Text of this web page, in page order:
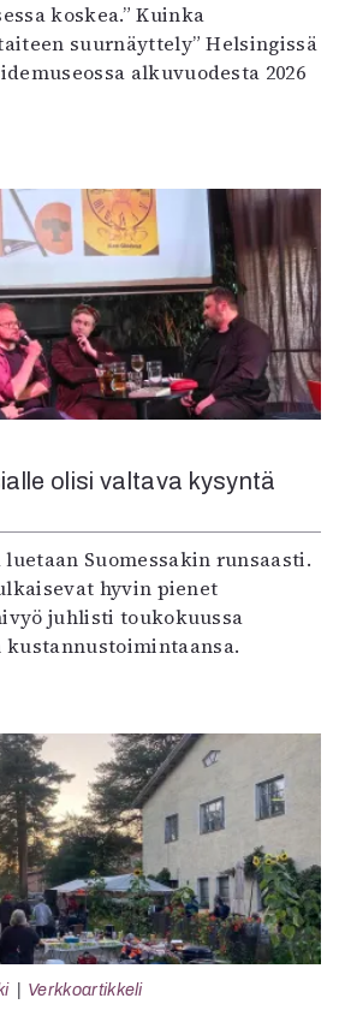
koskea.” Kuinka
suurnäyttely” Helsingissä
alkuvuodesta 2026
olisi valtava kysyntä
Suomessakin runsaasti.
hyvin pienet
juhlisti toukokuussa
Verkkoartikkeli